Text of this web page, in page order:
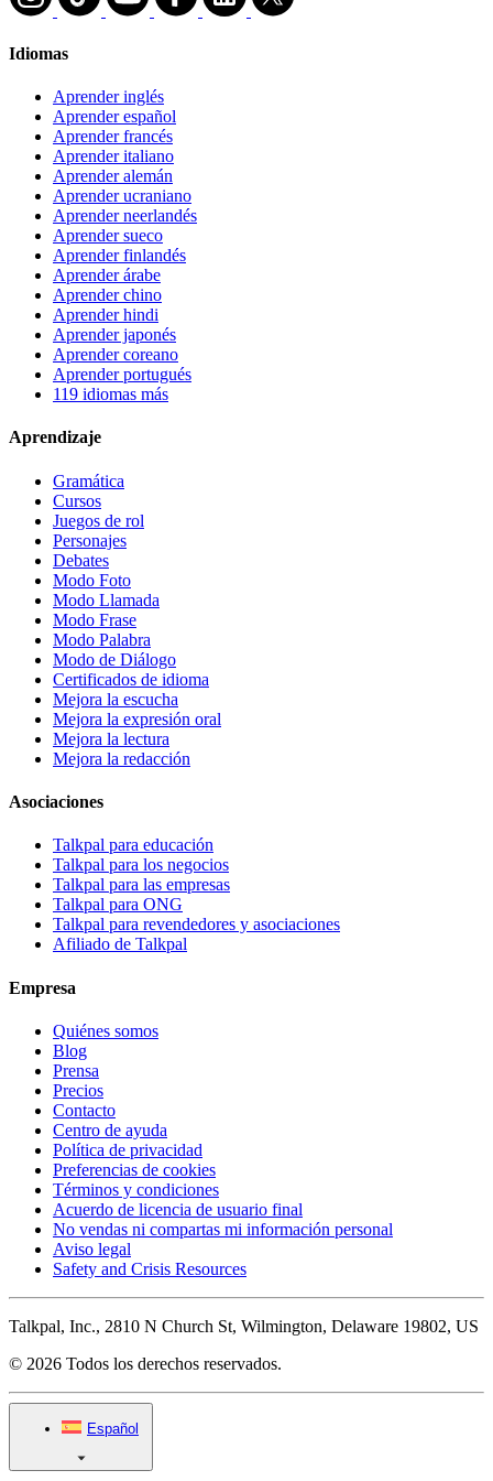
Idiomas
Aprender inglés
Aprender español
Aprender francés
Aprender italiano
Aprender alemán
Aprender ucraniano
Aprender neerlandés
Aprender sueco
Aprender finlandés
Aprender árabe
Aprender chino
Aprender hindi
Aprender japonés
Aprender coreano
Aprender portugués
119 idiomas más
Aprendizaje
Gramática
Cursos
Juegos de rol
Personajes
Debates
Modo Foto
Modo Llamada
Modo Frase
Modo Palabra
Modo de Diálogo
Certificados de idioma
Mejora la escucha
Mejora la expresión oral
Mejora la lectura
Mejora la redacción
Asociaciones
Talkpal para educación
Talkpal para los negocios
Talkpal para las empresas
Talkpal para ONG
Talkpal para revendedores y asociaciones
Afiliado de Talkpal
Empresa
Quiénes somos
Blog
Prensa
Precios
Contacto
Centro de ayuda
Política de privacidad
Preferencias de cookies
Términos y condiciones
Acuerdo de licencia de usuario final
No vendas ni compartas mi información personal
Aviso legal
Safety and Crisis Resources
Talkpal, Inc., 2810 N Church St, Wilmington, Delaware 19802, US
© 2026 Todos los derechos reservados.
Español